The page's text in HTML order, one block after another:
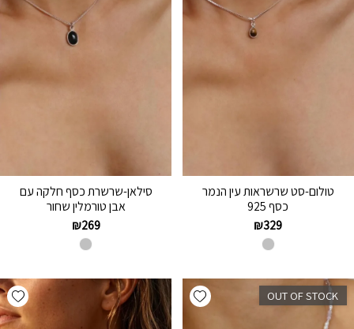
טולום-סט שרשראות עין הנמר
כסף 925
₪329
סילאן-שרשרת כסף חלקה עם
אבן טורמלין שחור
₪269
Add wishlist OUT OF STOCK